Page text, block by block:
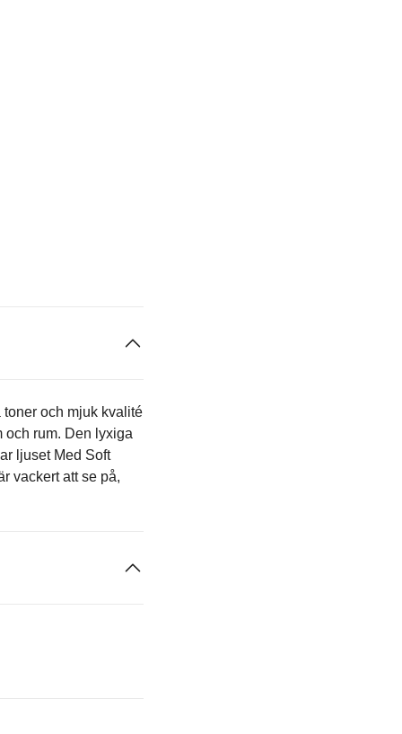
och mjuk kvalité
och rum. Den lyxiga
ljuset Med Soft
vackert att se på,